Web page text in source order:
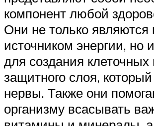
компонент любой
Они не только являются
источником энергии, но
для создания
защитного слоя,
нервы. Также они
организму всасывать